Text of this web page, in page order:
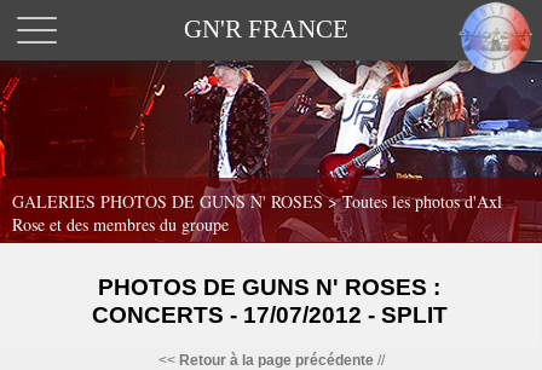
GN'R FRANCE
GALERIES PHOTOS DE GUNS N' ROSES >Toutes les photos d'Axl
Rose et des membres du groupe
PHOTOS DE GUNS N' ROSES :
CONCERTS - 17/07/2012 - SPLIT
<< Retour à la page précédente//